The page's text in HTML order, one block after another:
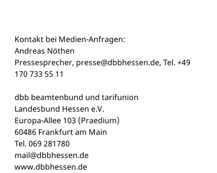
Kontakt bei Medien-Anfragen:
Andreas Nöthen
Pressesprecher, presse@dbbhessen.de, Tel. +49
170 733 55 11
dbb beamtenbund und tarifunion
Landesbund Hessen e.V.
Europa-Allee 103 (Praedium)
60486 Frankfurt am Main
Tel. 069 281780
mail@dbbhessen.de
www.dbbhessen.de